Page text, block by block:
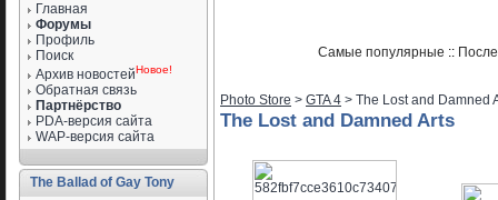
Главная
Форумы
Профиль
Поиск
Архив новостейНовое!
Обратная связь
Партнёрство
PDA-версия сайта
WAP-версия сайта
The Ballad of Gay Tony
Самые популярные ::
Photo Store > GTA 4 > The Lost and Damned
The Lost and Damned Arts